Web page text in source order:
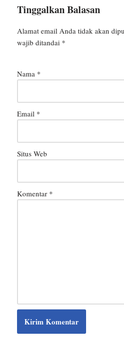
Tinggalkan Balasan
Alamat email Anda tidak akan
wajib ditandai *
Nama *
Email *
Situs Web
Komentar *